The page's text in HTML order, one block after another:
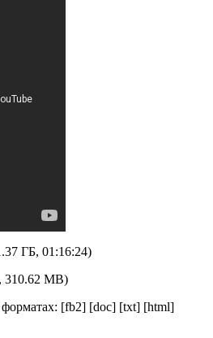
ГБ, 01:16:24)
310.62 MB)
[fb2] [doc] [txt] [html]